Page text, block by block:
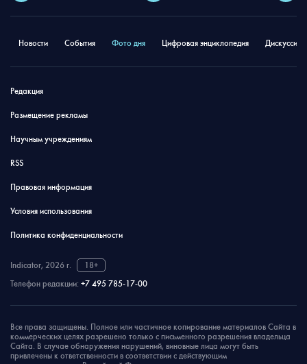
Новости События Фото дня Цифровая энциклопедия
Редакция
Размещение рекламы
Научным учреждениям
RSS
Правовая информация
Условия использования
Политика конфиденциальности
Indicator, 2026 г.
18+
Телефон редакции: +7 495 785-17-00
Все права защищены. Полное или частичное копирование материалов Сайта в
коммерческих целях разрешено только с письменного разрешения владельца
Сайта. В случае обнаружения нарушений, виновные лица могут быть
привлечены к ответственности в соответствии с действующим